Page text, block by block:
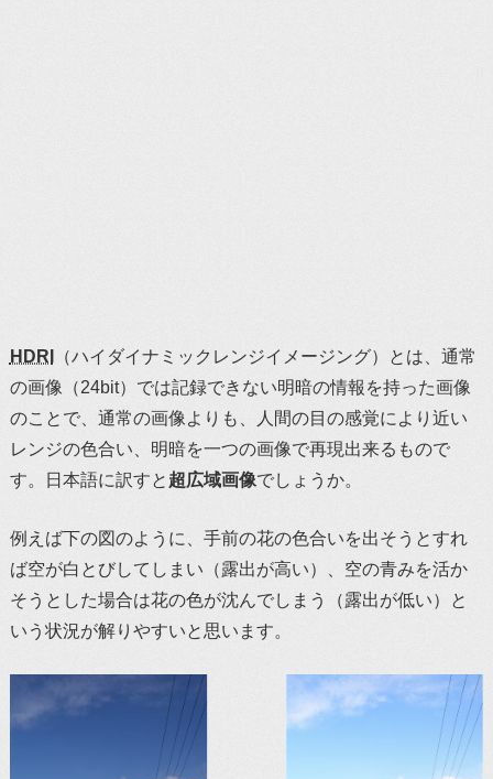
HDRI
（ハイダイナミックレンジイメージング）とは、通常
の画像（24bit）では記録できない明暗の情報を持った画像
のことで、通常の画像よりも、人間の目の感覚により近い
レンジの色合い、明暗を一つの画像で再現出来るもので
す。日本語に訳すと 超広域画像でしょうか。
例えば下の図のように、手前の花の色合いを出そうとすれ
ば空が白とびしてしまい（露出が高い）、空の青みを活か
そうとした場合は花の色が沈んでしまう（露出が低い）と
いう状況が解りやすいと思います。